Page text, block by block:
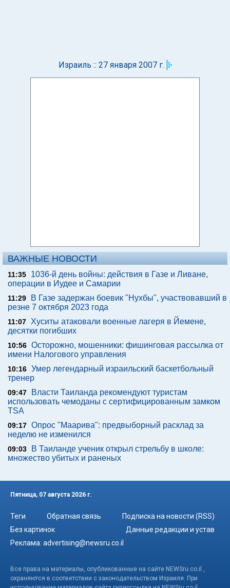
Израиль :: 27 января 2007 г.
ВАЖНЫЕ НОВОСТИ
11:35
1036-й день войны: действия в Газе и Ливане,
операции в Иудее и Самарии
11:29
В Газе задержан боевик "Нухбы", участвовавший в
резне 7 октября 2023 года
11:07
Хуситы атаковали военные лагеря в Йемене,
десятки погибших
10:56 Осторожно, мошенники: фишинговая рассылка от
имени Налогового управления
10:16 Умер легендарный израильский баскетбольный
тренер
09:47
Власти Таиланда рекомендуют туристам
использовать чемоданы с сертифицированным замком
TSA
09:17 Опрос "Mаарива": предвыборный расклад за
неделю не изменился
09:03
В Таиланде ученик открыл стрельбу в школе:
множество убитых и раненых
Пятница, 07 августа 2026 г.
Теги Обратная связь
Подписка на новости (RSS)
Без картинок
Данные редакции и устав
Реклама: advertising@newsru.co.il
Все права на материалы, опубликованные на сайте NEWSru.co.il ,
охраняются в соответствии с законодательством Израиля. При